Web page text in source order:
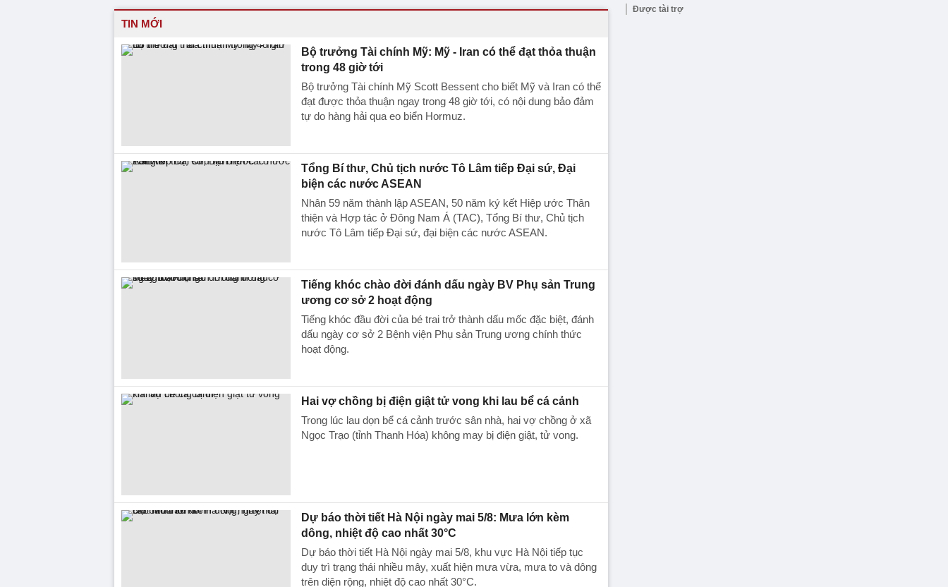
TIN MỚI
Bộ trưởng Tài chính Mỹ: Mỹ - Iran có thể đạt thỏa thuận
trong 48 giờ tới
Bộ trưởng Tài chính Mỹ Scott Bessent cho biết Mỹ và Iran có thể
đạt được thỏa thuận ngay trong 48 giờ tới, có nội dung bảo đảm
tự do hàng hải qua eo biển Hormuz.
Tổng Bí thư, Chủ tịch nước Tô Lâm tiếp Đại sứ, Đại
biện các nước ASEAN
Nhân 59 năm thành lập ASEAN, 50 năm ký kết Hiệp ước Thân
thiện và Hợp tác ở Đông Nam Á (TAC), Tổng Bí thư, Chủ tịch
nước Tô Lâm tiếp Đại sứ, đại biện các nước ASEAN.
Tiếng khóc chào đời đánh dấu ngày BV Phụ sản Trung
ương cơ sở 2 hoạt động
Tiếng khóc đầu đời của bé trai trở thành dấu mốc đặc biệt, đánh
dấu ngày cơ sở 2 Bệnh viện Phụ sản Trung ương chính thức
hoạt động.
Hai vợ chồng bị điện giật tử vong khi lau bể cá cảnh
Trong lúc lau dọn bể cá cảnh trước sân nhà, hai vợ chồng ở xã
Ngọc Trạo (tỉnh Thanh Hóa) không may bị điện giật, tử vong.
Dự báo thời tiết Hà Nội ngày mai 5/8: Mưa lớn kèm
dông, nhiệt độ cao nhất 30°C
Dự báo thời tiết Hà Nội ngày mai 5/8, khu vực Hà Nội tiếp tục
duy trì trạng thái nhiều mây, xuất hiện mưa vừa, mưa to và dông
trên diện rộng, nhiệt độ cao nhất 30°C.
Được tài trợ